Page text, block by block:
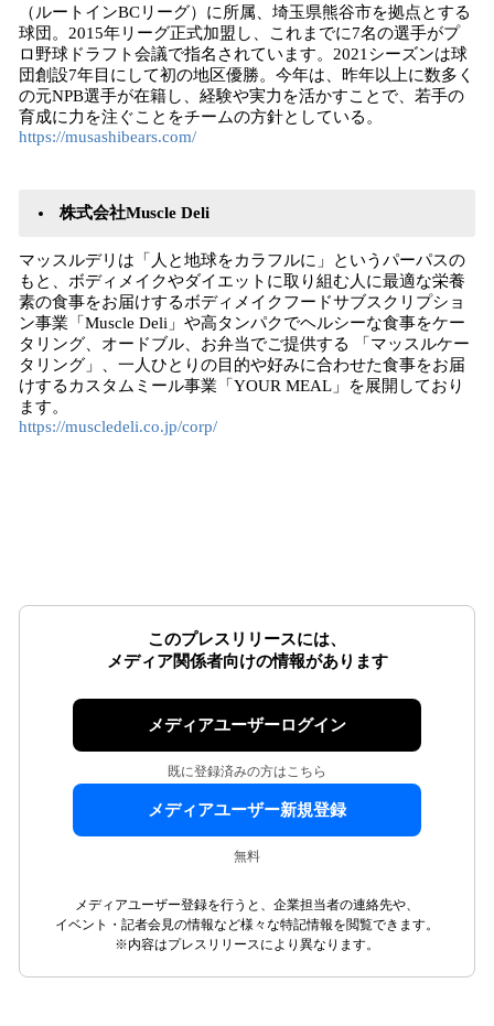
（ルートインBCリーグ）に所属、埼玉県熊谷市を拠点とする
球団。2015年リーグ正式加盟し、これまでに7名の選手がプ
ロ野球ドラフト会議で指名されています。2021シーズンは球
団創設7年目にして初の地区優勝。今年は、昨年以上に数多く
の元NPB選手が在籍し、経験や実力を活かすことで、若手の
育成に力を注ぐことをチームの方針としている。
https://musashibears.com/
株式会社Muscle Deli
マッスルデリは「人と地球をカラフルに」というパーパスの
もと、ボディメイクやダイエットに取り組む人に最適な栄養
素の食事をお届けするボディメイクフードサブスクリプショ
ン事業「Muscle Deli」や高タンパクでヘルシーな食事をケー
タリング、オードブル、お弁当でご提供する 「マッスルケー
タリング」、一人ひとりの目的や好みに合わせた食事をお届
けするカスタムミール事業「YOUR MEAL」を展開しており
ます。
https://muscledeli.co.jp/corp/
このプレスリリースには、
メディア関係者向けの情報があります
メディアユーザーログイン
既に登録済みの方はこちら
メディアユーザー新規登録
無料
メディアユーザー登録を行うと、企業担当者の連絡先や、
イベント・記者会見の情報など様々な特記情報を閲覧できます。
※内容はプレスリリースにより異なります。